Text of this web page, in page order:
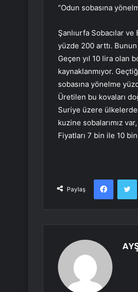
“Odun sobasına
Şanlıurfa Sobacılar
yüzde 200 arttı.
Geçen yıl 10 lira olan
kaynaklanmıyor.
sobasına yönelme
Üretilen bu kovaları
Suriye üzere
kuzine sobalarımız
Fiyatları 7 bin ile 10
Paylaş